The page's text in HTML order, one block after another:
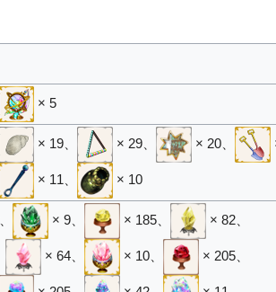
× 5
× 19 × 29 × 20
× 11 × 10
× 9 × 185 × 82
× 64 × 10 × 205